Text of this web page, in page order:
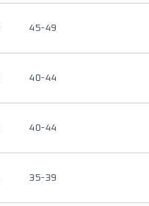
45-49
40-44
40-44
35-39